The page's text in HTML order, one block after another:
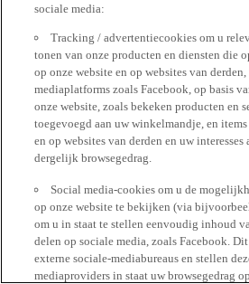
sociale media:
Tracking / advertentiecookies om u
tonen van onze producten en diensten die
op onze website en op websites van
mediaplatforms zoals Facebook, op basis
onze website, zoals bekeken producten en
toegevoegd aan uw winkelmandje, en
en op websites van derden en uw interesses
dergelijk browsegedrag.
Social media-cookies om u de
op onze website te bekijken (via
om u in staat te stellen eenvoudig inhoud
delen op sociale media, zoals Facebook.
externe sociale-mediabureaus en stellen
mediaproviders in staat uw browsegedrag